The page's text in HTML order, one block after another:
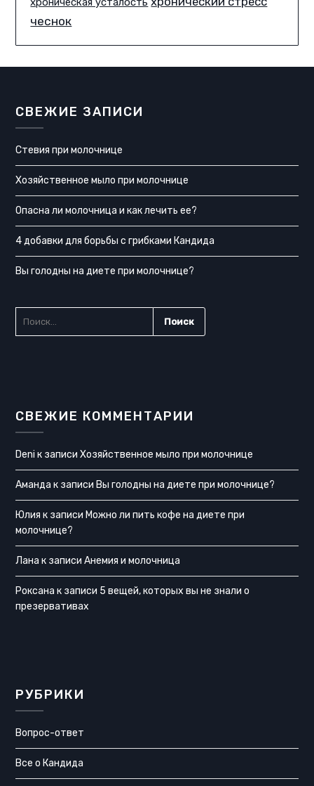
чеснок
СВЕЖИЕ ЗАПИСИ
Стевия при молочнице
Хозяйственное мыло при молочнице
Опасна ли молочница и как лечить ее?
4 добавки для борьбы с грибками Кандида
Вы голодны на диете при молочнице?
СВЕЖИЕ КОММЕНТАРИИ
Deni к записиХозяйственное мыло при молочнице
Аманда к записи Вы голодны на диете при молочнице?
Юлия к записи Можно ли пить кофе на диете при
молочнице?
Лана к записиАнемия и молочница
Роксана к записи 5 вещей, которых вы не знали о
презервативах
РУБРИКИ
Вопрос-ответ
Все о Кандида